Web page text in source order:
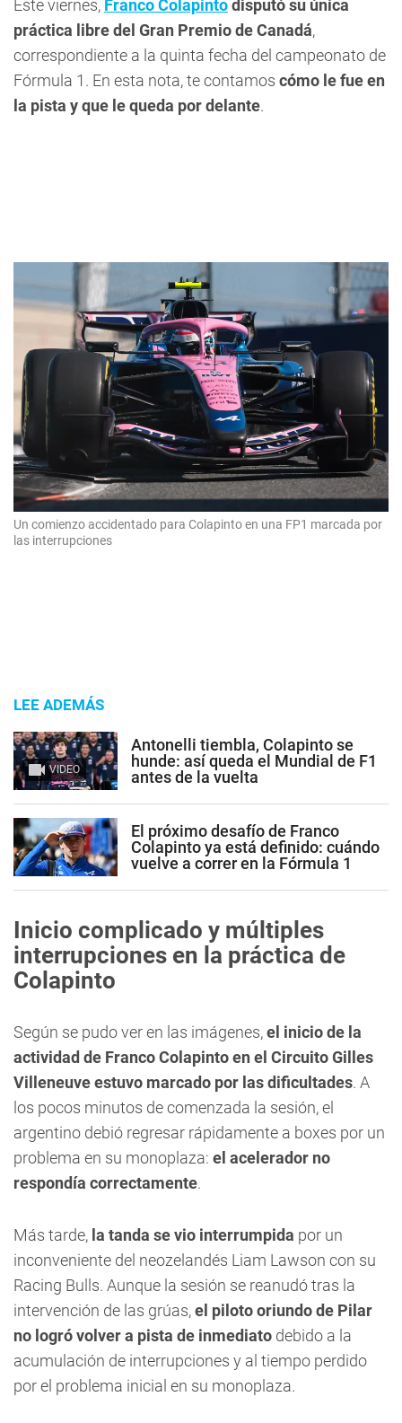
Este viernes, Franco Colapintodisputó su única
práctica libre del Gran Premio de Canadá,
correspondiente a la quinta fecha del campeonato de
Fórmula 1. En esta nota, te contamos cómo le fue en
la pista y que le queda por delante.
Un comienzo accidentado para Colapinto en una FP1 marcada por
las interrupciones
LEE ADEMÁS
VIDEO
Antonelli tiembla, Colapinto se
hunde: así queda el Mundial de F1
antes de la vuelta
El próximo desafío de Franco
Colapinto ya está definido: cuándo
vuelve a correr en la Fórmula 1
Inicio complicado y múltiples
interrupciones en la práctica de
Colapinto
Según se pudo ver en las imágenes,el inicio de la
actividad de Franco Colapinto en el Circuito Gilles
Villeneuve estuvo marcado por las dificultades. A
los pocos minutos de comenzada la sesión, el
argentino debió regresar rápidamente a boxes por un
problema en su monoplaza: el acelerador no
respondía correctamente.
Más tarde, la tanda se vio interrumpida por un
inconveniente del neozelandés Liam Lawson con su
Racing Bulls. Aunque la sesión se reanudó tras la
intervención de las grúas,el piloto oriundo de Pilar
no logró volver a pista de inmediato debido a la
acumulación de interrupciones y al tiempo perdido
por el problema inicial en su monoplaza.